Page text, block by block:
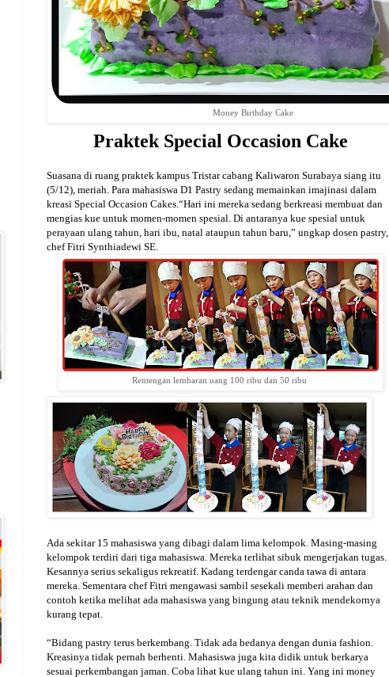
Money Birthday Cake
Praktek Special Occasion Cake
Suasana di ruang praktek kampus Tristar cabang Kaliwaron Surabaya siang itu
(5/12), meriah. Para mahasiswa D1 Pastry sedang memainkan imajinasi dalam
kreasi Special Occasion Cakes.“Hari ini mereka sedang berkreasi membuat dan
mengias kue untuk momen-momen spesial. Di antaranya kue spesial untuk
perayaan ulang tahun, hari ibu, natal ataupun tahun baru,” ungkap dosen pastry,
chef Fitri Synthiadewi SE.
Rentengan lembaran uang 100 ribu dan 50 ribu
Ada sekitar 15 mahasiswa yang dibagi dalam lima kelompok. Masing-masing
kelompok terdiri dari tiga mahasiswa. Mereka terlihat sibuk mengerjakan tugas.
Kesannya serius sekaligus rekreatif. Kadang terdengar canda tawa di antara
mereka. Sementara chef Fitri mengawasi sambil sesekali memberi arahan dan
contoh ketika melihat ada mahasiswa yang bingung atau teknik mendekornya
kurang tepat.
“Bidang pastry terus berkembang. Tidak ada bedanya dengan dunia fashion.
Kreasinya tidak pernah berhenti. Mahasiswa juga kita didik untuk berkarya
sesuai perkembangan jaman. Coba lihat kue ulang tahun ini. Yang ini money